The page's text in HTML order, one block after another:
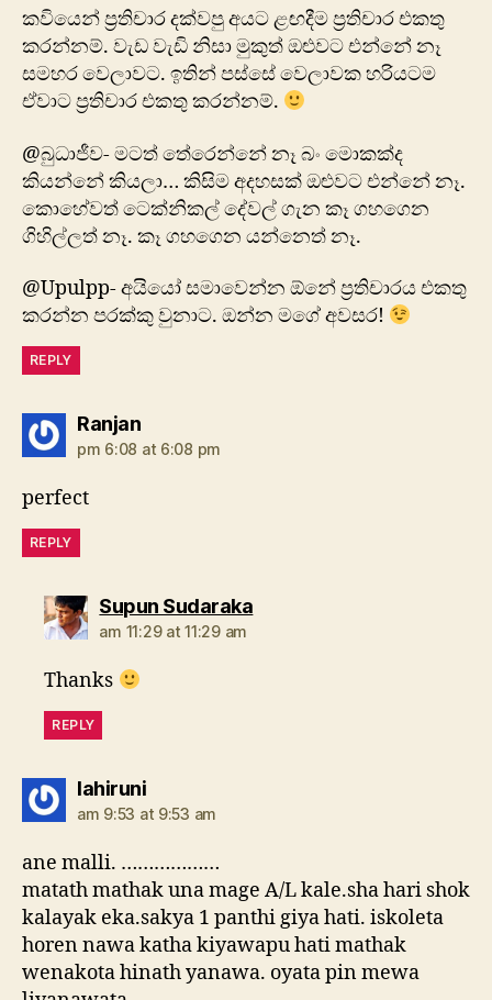
කවියෙන් ප්‍රතිචාර දක්වපු අයට ළඟදීම ප්‍රතිචාර එකතු
කරන්නම්. වැඩ වැඩි නිසා මුකුත් ඔළුවට එන්නේ නෑ
සමහර වෙලාවට. ඉතින් පස්සේ වෙලාවක හරියටම
ඒවාට ප්‍රතිචාර එකතු කරන්නම්.
@බුධාජීව- මටත් තේරෙන්නේ නෑ බං මොකක්ද
කියන්නේ කියලා… කිසිම අදහසක් ඔළුවට එන්නේ නෑ.
කොහේවත් ටෙක්නිකල් දේවල් ගැන කෑ ගහගෙන
ගිහිල්ලත් නෑ. කෑ ගහගෙන යන්නෙත් නෑ.
@Upulpp- අයියෝ සමාවෙන්න ඕනේ ප්‍රතිචාරය එකතු
කරන්න පරක්කු වුනාට. ඔන්න මගේ අවසර!
REPLY
Ranjansays:
pm 6:08 at 6:08 pm
perfect
REPLY
Supun Sudarakasays:
am 11:29 at 11:29 am
Thanks
REPLY
lahirunisays:
am 9:53 at 9:53 am
ane malli. ………………
matath mathak una mage A/L kale.sha hari shok
kalayak eka.sakya 1 panthi giya hati. iskoleta
horen nawa katha kiyawapu hati mathak
wenakota hinath yanawa. oyata pin mewa